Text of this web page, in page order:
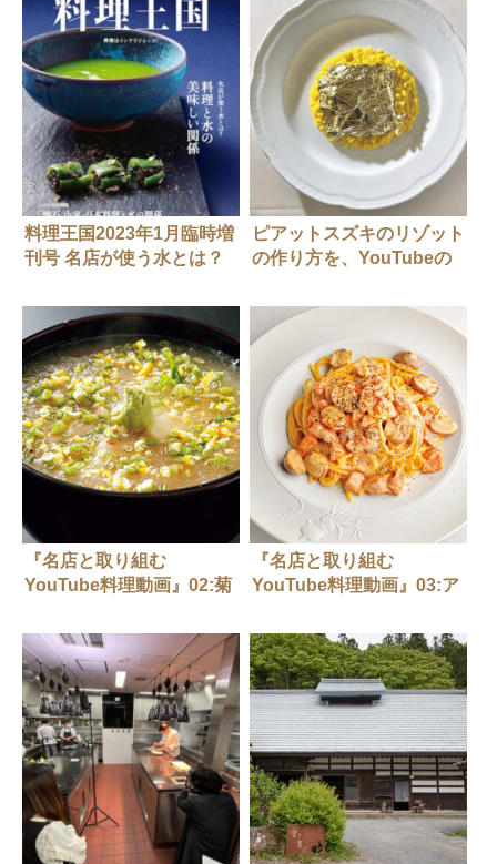
料理王国2023年1月臨時増
刊号 名店が使う水とは？
ピアットスズキのリゾット
の作り方を、YouTubeの
ネルでチェック！！
『名店と取り組む
YouTube料理動画』02:菊
『名店と取り組む
YouTube料理動画』03:ア